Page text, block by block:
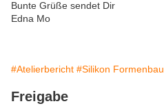
Bunte Grüße sendet Dir
Edna Mo
#Atelierbericht #Silikon Formenbau
Freigabe